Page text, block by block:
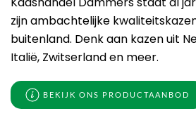
zijn ambachtelijke
buitenland. Denk aan kazen uit
Italië, Zwitserland en meer.
BEKIJK ONS PRODUCTAANBOD